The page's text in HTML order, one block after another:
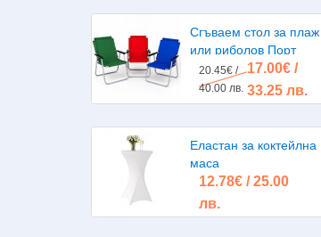
Сгъваем стол за плаж
или риболов Порт
20.45€ /
40.00 лв.
17.00€ /
33.25 лв.
Еластан за коктейлна
маса
12.78€ / 25.00
лв.